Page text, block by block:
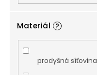
Materiál ?
prodyšná síťovina